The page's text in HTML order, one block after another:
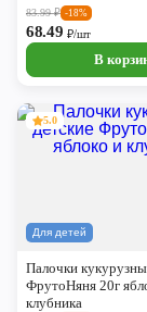
83.99₽ -18%
68.49₽/шт
В
Для детей
5.0
Палочки
ФрутоНяня 20г
клубника